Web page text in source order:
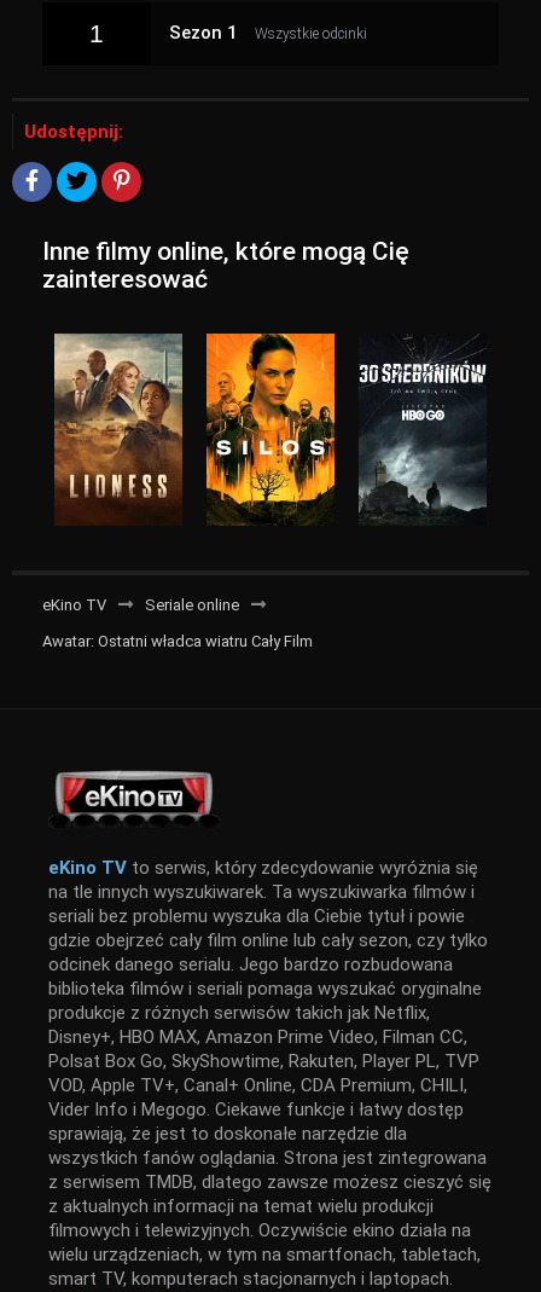
1 Sezon 1 Wszystkie odcinki
Udostępnij:
Inne filmy online, które mogą Cię
zainteresować
eKino TV
Seriale online
Awatar: Ostatni władca wiatru Cały Film
eKino TV to serwis, który zdecydowanie wyróżnia się
na tle innych wyszukiwarek. Ta wyszukiwarka filmów i
seriali bez problemu wyszuka dla Ciebie tytuł i powie
gdzie obejrzeć cały film online lub cały sezon, czy tylko
odcinek danego serialu. Jego bardzo rozbudowana
biblioteka filmów i seriali pomaga wyszukać oryginalne
produkcje z różnych serwisów takich jak Netflix,
Disney+, HBO MAX, Amazon Prime Video, Filman CC,
Polsat Box Go, SkyShowtime, Rakuten, Player PL, TVP
VOD, Apple TV+, Canal+ Online, CDA Premium, CHILI,
Vider Info i Megogo. Ciekawe funkcje i łatwy dostęp
sprawiają, że jest to doskonałe narzędzie dla
wszystkich fanów oglądania. Strona jest zintegrowana
z serwisem TMDB, dlatego zawsze możesz cieszyć się
z aktualnych informacji na temat wielu produkcji
filmowych i telewizyjnych. Oczywiście ekino działa na
wielu urządzeniach, w tym na smartfonach, tabletach,
smart TV, komputerach stacjonarnych i laptopach.